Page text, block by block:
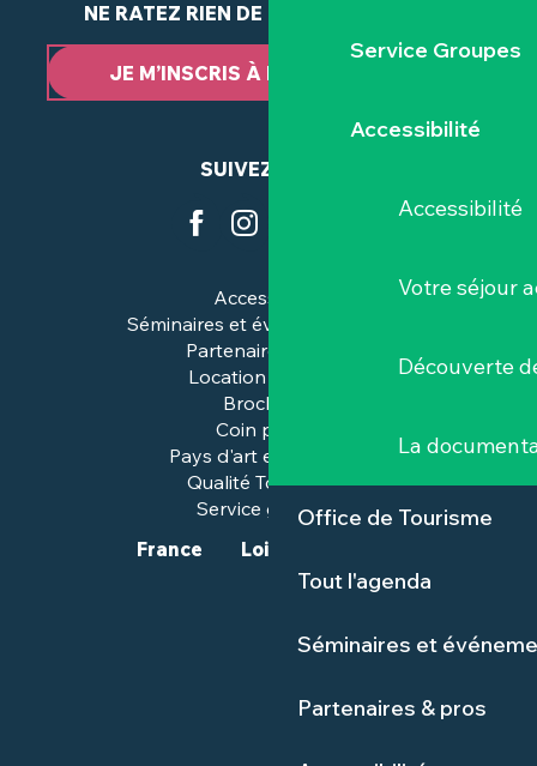
Service Groupes
Accessibilité
Accessibilité
Votre séjour
Découverte
La
Office de Tourisme
Tout l'agenda
Séminaires et
Partenaires & pros
NE RATEZ RIEN DE NOTRE ACTUALITÉ
JE M’INSCRIS À LA NEWSLETTER
SUIVEZ-NOUS
Accessibilité
Séminaires et événements pros
Partenaires & pros
Location de salles
Brochures
Coin presse
Pays d'art et d'histoire
Qualité Tourisme™
Service groupes
France
Loire-Atlantique